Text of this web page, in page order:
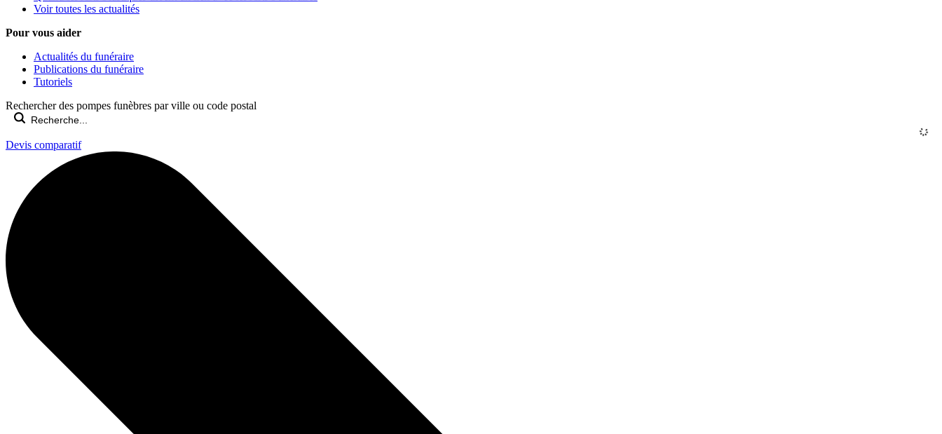
Voir toutes les actualités
Pour vous aider
Actualités du funéraire
Publications du funéraire
Tutoriels
Rechercher des pompes funèbres par ville ou code postal
Devis comparatif